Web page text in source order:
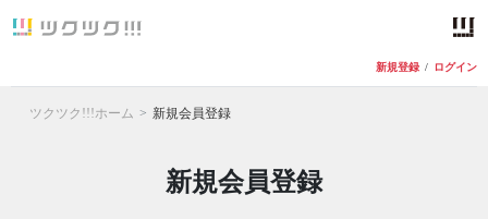
新規登録 / ログイン
ツクツク!!!ホーム 新規会員登録
新規会員登録